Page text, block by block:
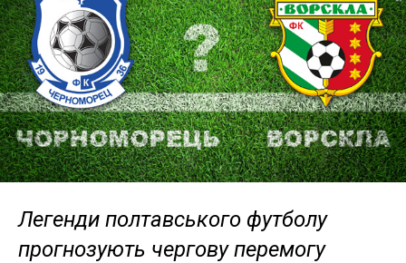
Легенди полтавського футболу
прогнозують чергову перемогу